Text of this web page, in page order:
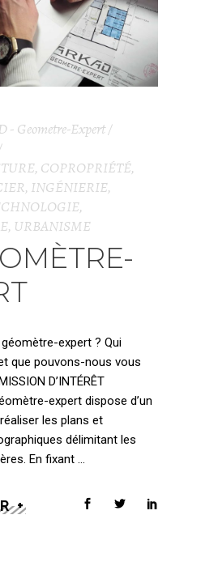
- Geometre-Expert
, COPROPRIÉTÉ,
, INGÉNIERIE,
,
, URBANISME
géomètre-expert ? Qui
que pouvons-nous vous
D’INTÉRÊT
expert dispose d’un
les plans et
délimitant les
En fixant
+